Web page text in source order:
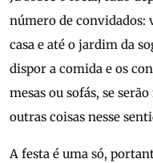
número de convidados:
casa e até o jardim da
dispor a comida e os
mesas ou sofás, se
outras coisas nesse
A festa é uma só,